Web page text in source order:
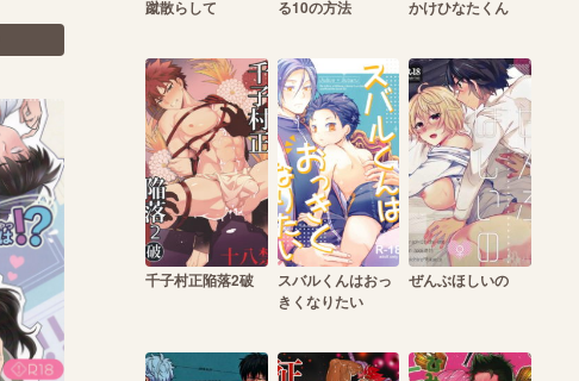
蹴散らして
る10の方法
かけひなたくん
千子村正陥落2破
スバルくんはおっ
きくなりたい
ぜんぶほしいの